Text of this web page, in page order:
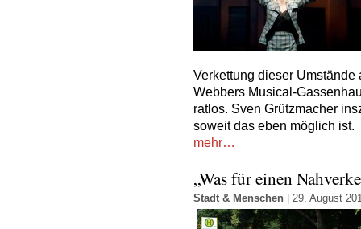
Verkettung dieser
Webbers Musical-
ratlos. Sven Grützmacher
soweit das eben möglich ist.
mehr…
„Was für einen
Stadt & Menschen | 29. August